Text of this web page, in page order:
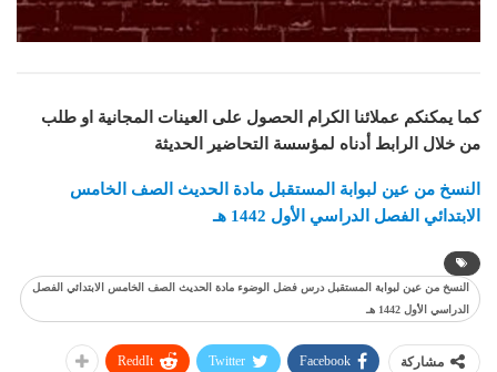
كما يمكنكم عملائنا الكرام الحصول على العينات المجانية او طلب
من خلال الرابط أدناه لمؤسسة التحاضير الحديثة
النسخ من عين لبوابة المستقبل مادة الحديث الصف الخامس
الابتدائي الفصل الدراسي الأول 1442 هـ
النسخ من عين لبوابة المستقبل درس فضل الوضوء مادة الحديث الصف الخامس الابتدائي الفصل
الدراسي الأول 1442 هـ
مشاركة Facebook
Twitter
ReddIt